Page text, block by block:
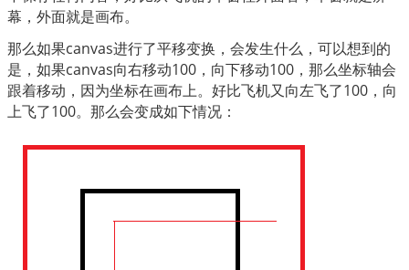
幕，外面就是画布。
那么如果canvas进行了平移变换，会发生什么，可以想到的
是，如果canvas向右移动100，向下移动100，那么坐标轴会
跟着移动，因为坐标在画布上。好比飞机又向左飞了100，向
上飞了100。那么会变成如下情况：